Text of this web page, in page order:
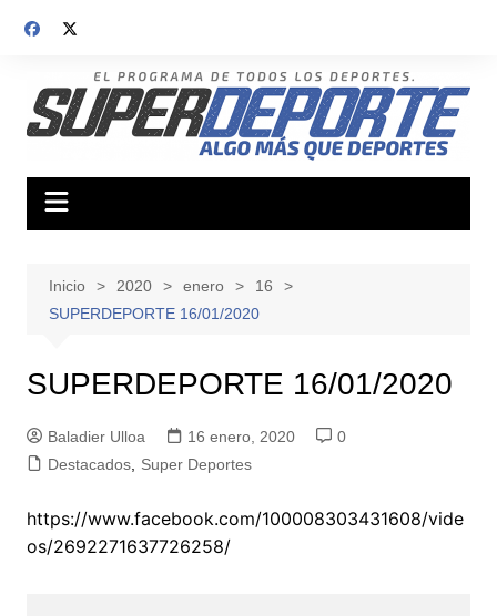
Inicio 2020 enero
16
SUPERDEPORTE 16/01/2020
SUPERDEPORTE 16/01/2020
Baladier Ulloa 16 enero, 2020
0
Destacados, Super Deportes
https://www.facebook.com/100008303431608/vide
os/2692271637726258/